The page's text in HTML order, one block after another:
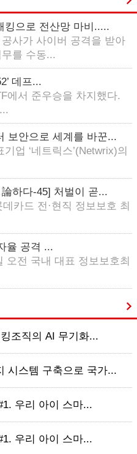
킹으로 전산망 마비.....
사가 사이버 공격을 받아
를 수동...
데프...
에서 준우승을 차지했다.
보안으로 세계를 바꾼...
업 ‘네트릭스’(Netwrix)의
하다-45] 처벌이 곧...
카드 전·현직 정보보호 최
율 공격 ...
오전 국내 대표 정보보호최
조직의 AI 무기화...
시스템 구축으로 국가...
우리 아이 스마...
우리 아이 스마...